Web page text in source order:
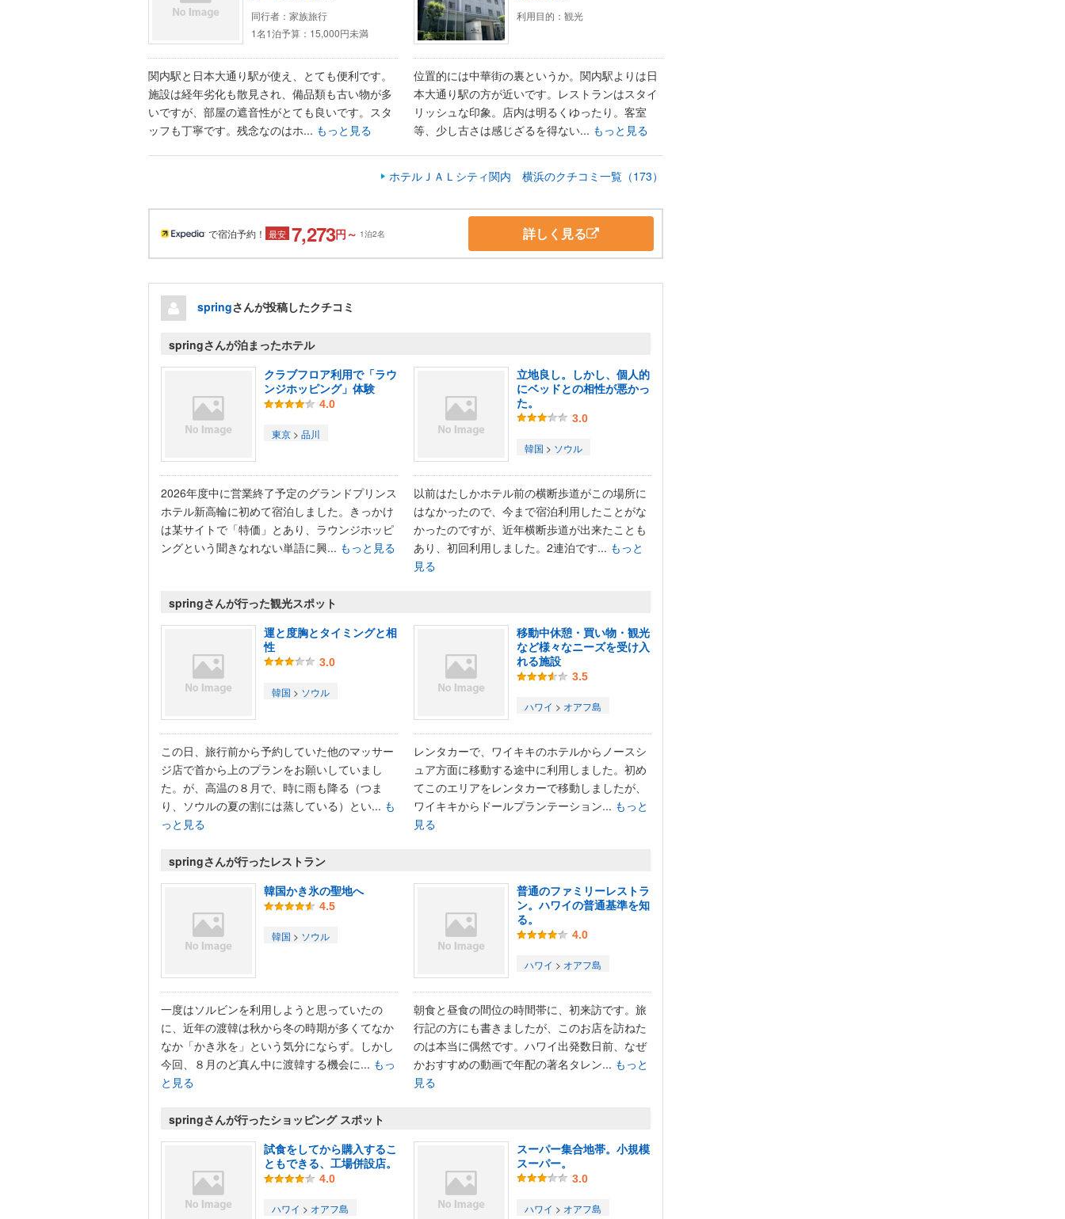
同行者： 家族旅行
1名1泊予算： 15,000円未満
関内駅と日本大通り駅が使え、とても便利です。
施設は経年劣化も散見され、備品類も古い物が多
いですが、部屋の遮音性がとても良いです。スタ
ッフも丁寧です。残念なのはホ... もっと見る
利用目的： 観光
位置的には中華街の裏というか。関内駅よりは日
本大通り駅の方が近いです。レストランはスタイ
リッシュな印象。店内は明るくゆったり。客室
等、少し古さは感じざるを得ない... もっと見る
ホテルＪＡＬシティ関内 横浜のクチコミ一覧（173）
で宿泊予約！ 最安 7,273円～ 1泊2名 詳しく見る
springさんが投稿したクチコミ
springさんが泊まったホテル
クラブフロア利用で「ラウ
ンジホッピング」体験
4.0
東京 > 品川
2026年度中に営業終了予定のグランドプリンス
ホテル新高輪に初めて宿泊しました。きっかけ
は某サイトで「特価」とあり、ラウンジホッピ
ングという聞きなれない単語に興... もっと見る
立地良し。しかし、個人的
にベッドとの相性が悪かっ
た。
3.0
韓国 > ソウル
以前はたしかホテル前の横断歩道がこの場所に
はなかったので、今まで宿泊利用したことがな
かったのですが、近年横断歩道が出来たことも
あり、初回利用しました。2連泊です... もっと
見る
springさんが行った観光スポット
運と度胸とタイミングと相
性
3.0
韓国 > ソウル
この日、旅行前から予約していた他のマッサー
ジ店で首から上のプランをお願いしていまし
た。が、高温の８月で、時に雨も降る（つま
り、ソウルの夏の割には蒸している）とい... も
っと見る
移動中休憩・買い物・観光
など様々なニーズを受け入
れる施設
3.5
ハワイ > オアフ島
レンタカーで、ワイキキのホテルからノースシ
ュア方面に移動する途中に利用しました。初め
てこのエリアをレンタカーで移動しましたが、
ワイキキからドールプランテーション... もっと
見る
springさんが行ったレストラン
韓国かき氷の聖地へ
4.5
韓国 > ソウル
一度はソルビンを利用しようと思っていたの
に、近年の渡韓は秋から冬の時期が多くてなか
なか「かき氷を」という気分にならず。しかし
今回、８月のど真ん中に渡韓する機会に... もっ
と見る
普通のファミリーレストラ
ン。ハワイの普通基準を知
る。
4.0
ハワイ > オアフ島
朝食と昼食の間位の時間帯に、初来訪です。旅
行記の方にも書きましたが、このお店を訪ねた
のは本当に偶然です。ハワイ出発数日前、なぜ
かおすすめの動画で年配の著名タレン... もっと
見る
springさんが行ったショッピング スポット
試食をしてから購入するこ
ともできる、工場併設店。
4.0
ハワイ > オアフ島
スーパー集合地帯。小規模
スーパー。
3.0
ハワイ > オアフ島